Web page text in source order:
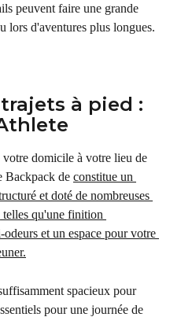
peuvent faire une grande
lors d'aventures plus longues.
à pied :
domicile à votre lieu de
Backpack de constitue un
et doté de nombreuses
qu'une finition
et un espace pour votre
spacieux pour
pour une journée de